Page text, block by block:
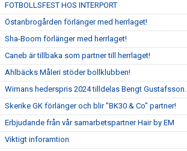
FOTBOLLSFEST HOS INTERPORT
Östanbrogården förlänger med herrlaget!
Sha-Boom förlänger med herrlaget!
Caneb är tillbaka som partner till herrlaget!
Ahlbäcks Måleri stöder bollklubben!
Wimans hederspris 2024 tilldelas Bengt Gustafsson.
Skerike GK förlänger och blir "BK30 & Co" partner!
Erbjudande från vår samarbetspartner Hair by EM
Viktigt inforamtion